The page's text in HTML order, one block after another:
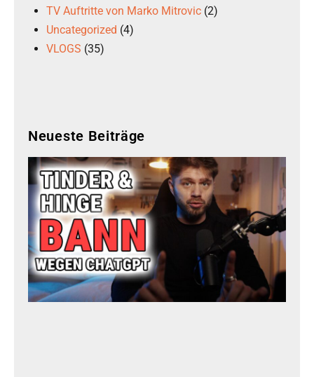
TV Auftritte von Marko Mitrovic (2)
Uncategorized (4)
VLOGS (35)
Neueste Beiträge